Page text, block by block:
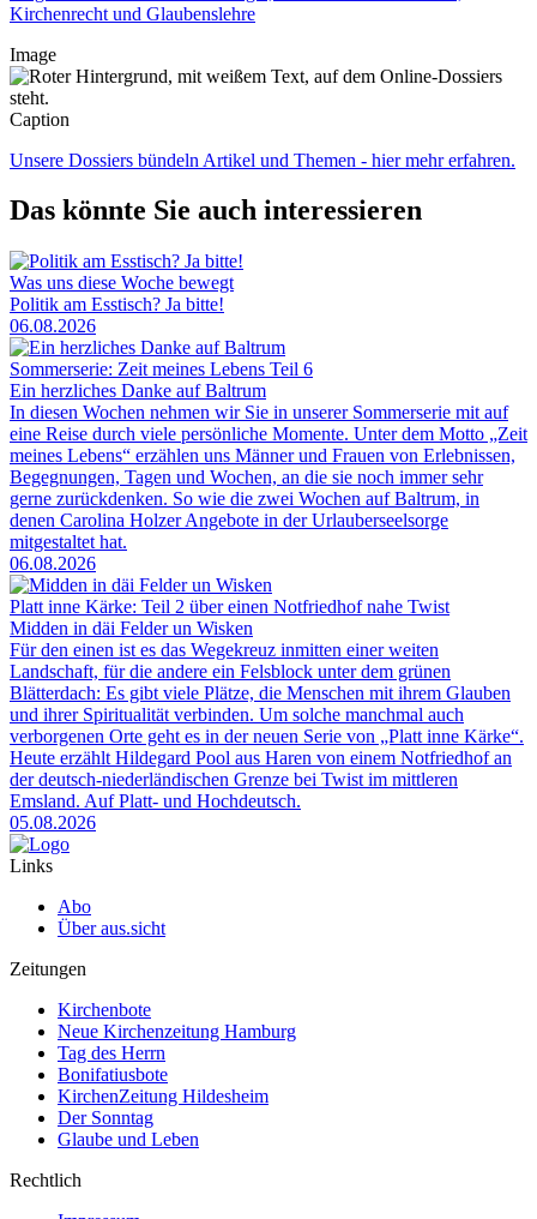
Kirchenrecht und Glaubenslehre
Image
Caption
Unsere Dossiers bündeln Artikel und Themen - hier mehr erfahren.
Das könnte Sie auch interessieren
Was uns diese Woche bewegt
Politik am Esstisch? Ja bitte!
06.08.2026
Sommerserie: Zeit meines Lebens Teil 6
Ein herzliches Danke auf Baltrum
In diesen Wochen nehmen wir Sie in unserer Sommerserie mit auf
eine Reise durch viele persönliche Momente. Unter dem Motto „Zeit
meines Lebens“ erzählen uns Männer und Frauen von Erlebnissen,
Begegnungen, Tagen und Wochen, an die sie noch immer sehr
gerne zurückdenken. So wie die zwei Wochen auf Baltrum, in
denen Carolina Holzer Angebote in der Urlauberseelsorge
mitgestaltet hat.
06.08.2026
Platt inne Kärke: Teil 2 über einen Notfriedhof nahe Twist
Midden in däi Felder un Wisken
Für den einen ist es das Wegekreuz inmitten einer weiten
Landschaft, für die andere ein Felsblock unter dem grünen
Blätterdach: Es gibt viele Plätze, die Menschen mit ihrem Glauben
und ihrer Spiritualität verbinden. Um solche manchmal auch
verborgenen Orte geht es in der neuen Serie von „Platt inne Kärke“.
Heute erzählt Hildegard Pool aus Haren von einem Notfriedhof an
der deutsch-niederländischen Grenze bei Twist im mittleren
Emsland. Auf Platt- und Hochdeutsch.
05.08.2026
Links
Abo
Über aus.sicht
Zeitungen
Kirchenbote
Neue Kirchenzeitung Hamburg
Tag des Herrn
Bonifatiusbote
KirchenZeitung Hildesheim
Der Sonntag
Glaube und Leben
Rechtlich